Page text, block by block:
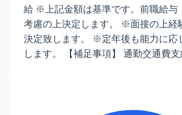
給 ※上記金額は基準です。前職給与
考慮の上決定します。 ※面接の上経
決定致します。 ※定年後も能力に応
します。 【補足事項】 通勤交通費